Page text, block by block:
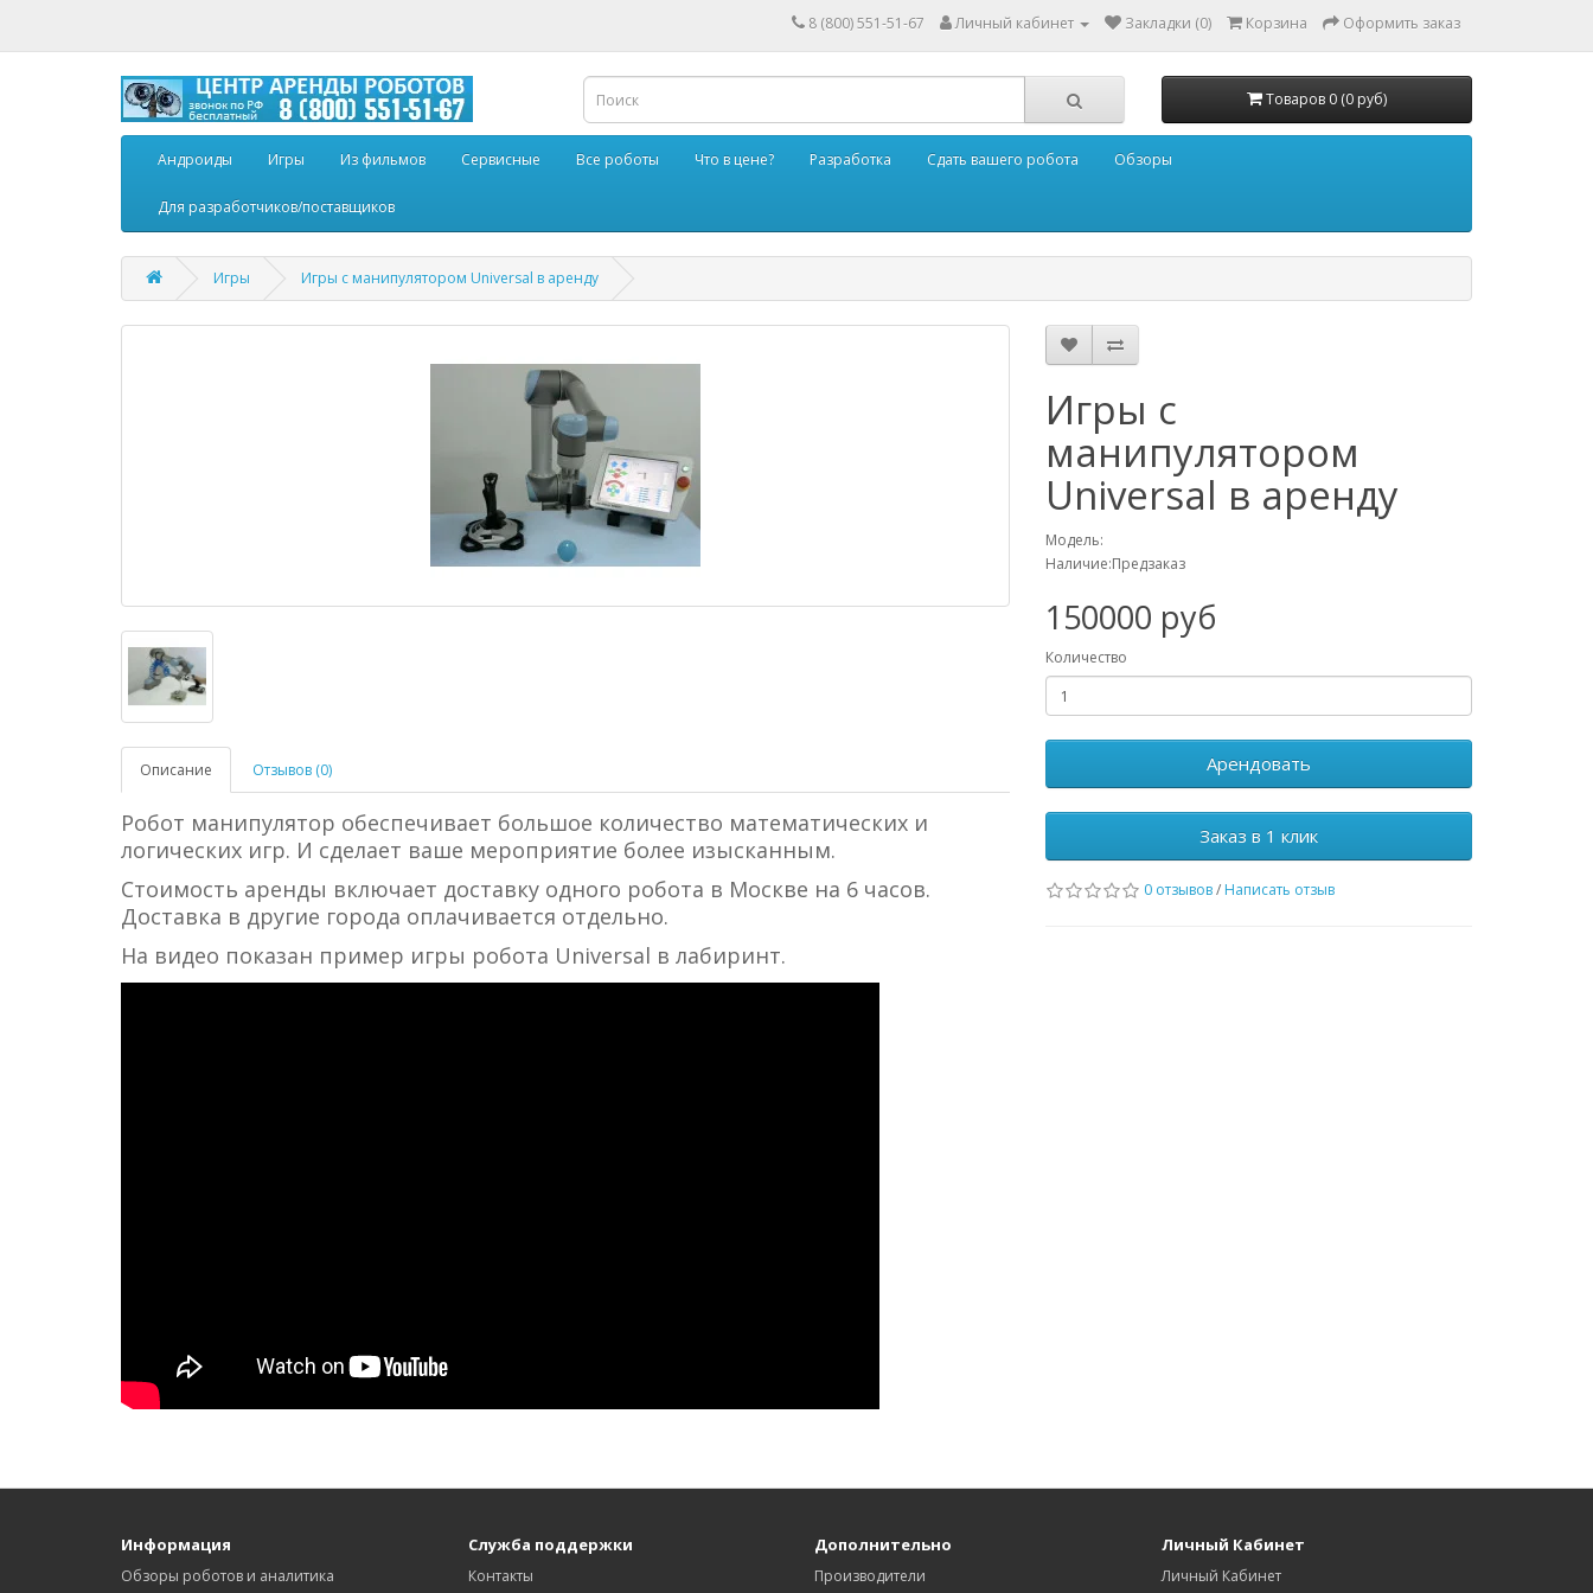
8 (800) 551-51-67 Личный кабинет Закладки (0) Корзина Оформить заказ
Товаров 0 (0 руб)
Андроиды Игры Из фильмов Сервисные Все роботы Что в цене? Разработка Сдать вашего робота Обзоры
Для разработчиков/поставщиков
Игры Игры с манипулятором Universal в аренду
Описание Отзывов (0)
Робот манипулятор обеспечивает большое количество математических и
логических игр. И сделает ваше мероприятие более изысканным.
Стоимость аренды включает доставку одного робота в Москве на 6 часов.
Доставка в другие города оплачивается отдельно.
На видео показан пример игры робота Universal в лабиринт.
Игры с
манипулятором
Universal в аренду
Модель:
Наличие:Предзаказ
150000 руб
Количество
Арендовать
Заказ в 1 клик
0 отзывов/ Написать отзыв
Информация
Обзоры роботов и аналитика
Служба поддержки
Контакты
Дополнительно
Производители
Личный Кабинет
Личный Кабинет